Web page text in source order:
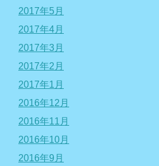
2017年5月
2017年4月
2017年3月
2017年2月
2017年1月
2016年12月
2016年11月
2016年10月
2016年9月